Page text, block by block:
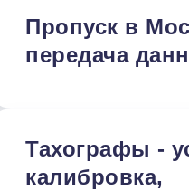
Пропуск в
передача
Тахографы -
калибровка,